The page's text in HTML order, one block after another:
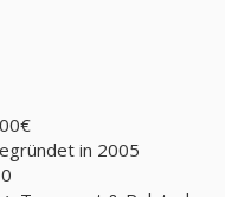
in 2005